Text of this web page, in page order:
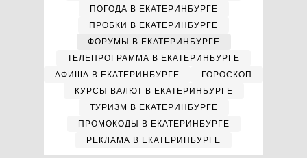
ПОГОДА В ЕКАТЕРИНБУРГЕ
ПРОБКИ В ЕКАТЕРИНБУРГЕ
ФОРУМЫ В ЕКАТЕРИНБУРГЕ
ТЕЛЕПРОГРАММА В ЕКАТЕРИНБУРГЕ
АФИША В ЕКАТЕРИНБУРГЕ
ГОРОСКОП
КУРСЫ ВАЛЮТ В ЕКАТЕРИНБУРГЕ
ТУРИЗМ В ЕКАТЕРИНБУРГЕ
ПРОМОКОДЫ В ЕКАТЕРИНБУРГЕ
РЕКЛАМА В ЕКАТЕРИНБУРГЕ